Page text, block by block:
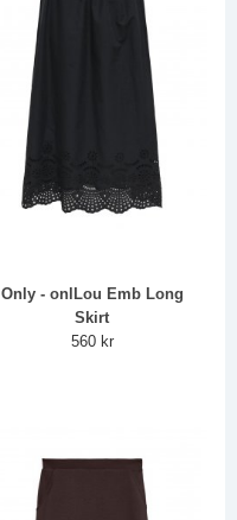
Only - onlLou Emb Long
Skirt
560 kr